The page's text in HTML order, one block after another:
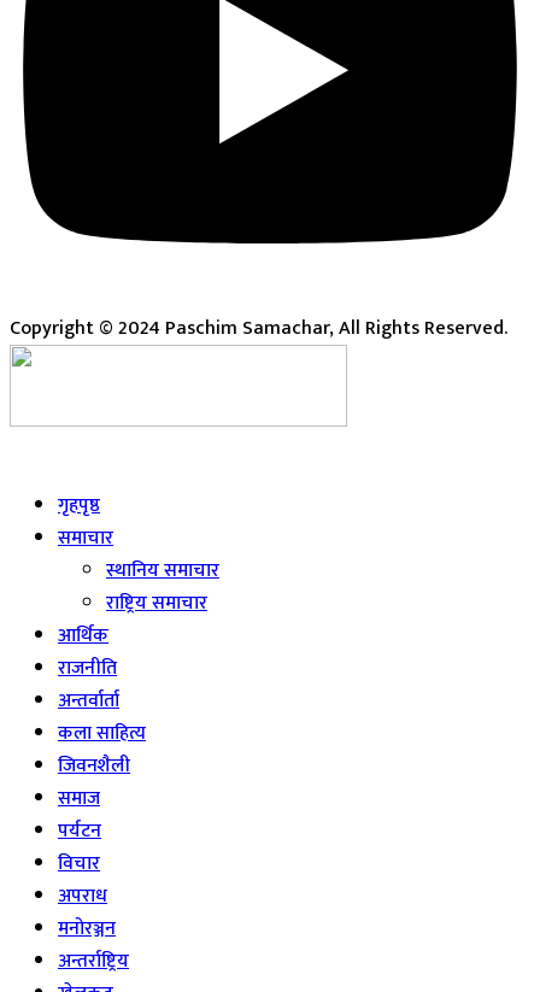
Copyright © 2024 Paschim Samachar, All Rights Reserved.
गृहपृष्ठ
समाचार
स्थानिय समाचार
राष्ट्रिय समाचार
आर्थिक
राजनीति
अन्तर्वार्ता
कला साहित्य
जिवनशैली
समाज
पर्यटन
विचार
अपराध
मनोरञ्जन
अन्तर्राष्ट्रिय